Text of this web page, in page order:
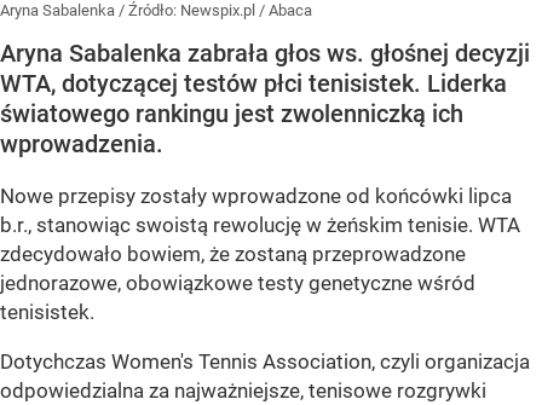
Aryna Sabalenka / Źródło: Newspix.pl / Abaca
Aryna Sabalenka zabrała głos ws. głośnej decyzji
WTA, dotyczącej testów płci tenisistek. Liderka
światowego rankingu jest zwolenniczką ich
wprowadzenia.
Nowe przepisy zostały wprowadzone od końcówki lipca
b.r., stanowiąc swoistą rewolucję w żeńskim tenisie. WTA
zdecydowało bowiem, że zostaną przeprowadzone
jednorazowe, obowiązkowe testy genetyczne wśród
tenisistek.
Dotychczas Women's Tennis Association, czyli organizacja
odpowiedzialna za najważniejsze, tenisowe rozgrywki